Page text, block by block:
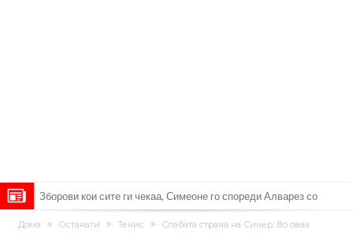
Мекгрегор успешно опериран: Коленото е средено, се враќам
Дома Останати Тенис
Слабата страна на Синер: Во оваа